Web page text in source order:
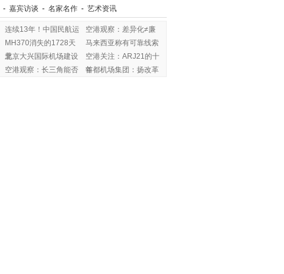
- 嘉宾访谈 - 名家名作 - 艺术资讯
连续13年！中国民航运
空港观察：差异化≠廉
MH370消失的1728天
里，
马来西亚称有可靠线索
北京大兴国际机场建设
空港关注：ARJ21的十
年
空港观察：长三角能否 首都机场集团：扬改革